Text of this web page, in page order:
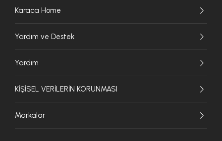
Karaca Home
Yardım ve Destek
Yardım
KİŞİSEL VERİLERİN KORUNMASI
Markalar